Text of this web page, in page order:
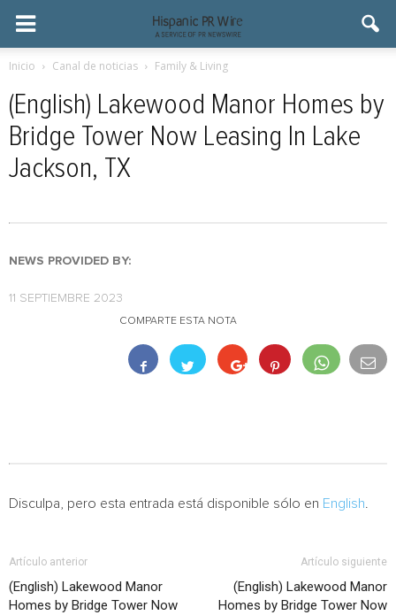
Inicio Canal de noticias Family & Living
(English) Lakewood Manor Homes by
Bridge Tower Now Leasing In Lake
Jackson, TX
NEWS PROVIDED BY:
11 SEPTIEMBRE 2023
COMPARTE ESTA NOTA
Disculpa, pero esta entrada está disponible sólo en English
Artículo anterior
(English) Lakewood Manor
Homes by Bridge Tower Now
Artículo siguiente
(English) Lakewood Manor
Homes by Bridge Tower Now